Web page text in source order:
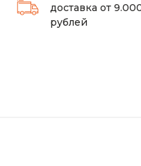
доставка от
рублей